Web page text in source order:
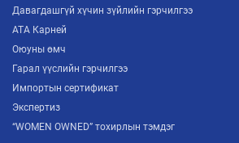
Давагдашгүй хүчин зүйлийн гэрчилгээ
ATA Карней
Оюуны өмч
Гарал үүслийн гэрчилгээ
Импортын сертификат
Экспертиз
“WOMEN OWNED” тохирлын тэмдэг